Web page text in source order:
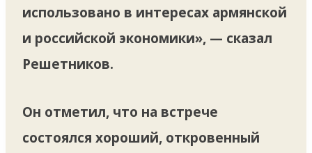
использовано в интересах армянской
и российской экономики», — сказал
Решетников.
Он отметил, что на встрече
состоялся хороший, откровенный